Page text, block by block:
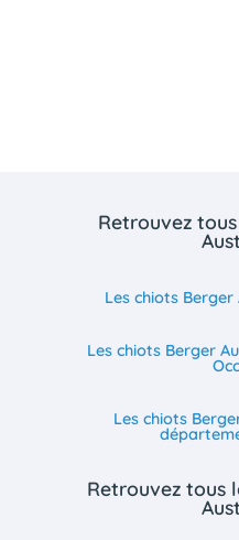
Retrouvez
Les chiots
Les chiots Berger
Les chiots
Retrouvez tous